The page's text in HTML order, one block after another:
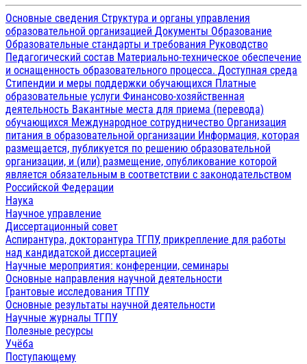
Основные сведения Структура и органы управления
образовательной организацией Документы Образование
Образовательные стандарты и требования Руководство
Педагогический состав Материально-техническое обеспечение
и оснащенность образовательного процесса. Доступная среда
Стипендии и меры поддержки обучающихся Платные
образовательные услуги Финансово-хозяйственная
деятельность Вакантные места для приема (перевода)
обучающихся Международное сотрудничество Организация
питания в образовательной организации Информация, которая
размещается, публикуется по решению образовательной
организации, и (или) размещение, опубликование которой
является обязательным в соответствии с законодательством
Российской Федерации
Наука
Научное управление
Диссертационный совет
Аспирантура, докторантура ТГПУ, прикрепление для работы
над кандидатской диссертацией
Научные мероприятия: конференции, семинары
Основные направления научной деятельности
Грантовые исследования ТГПУ
Основные результаты научной деятельности
Научные журналы ТГПУ
Полезные ресурсы
Учёба
Поступающему